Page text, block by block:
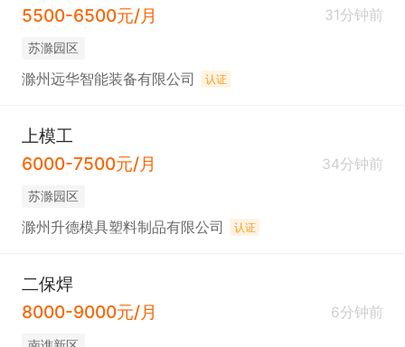
5500-6500元/月
31分钟前
苏滁园区
滁州远华智能装备有限公司 认证
上模工
6000-7500元/月
34分钟前
苏滁园区
滁州升德模具塑料制品有限公司 认证
二保焊
8000-9000元/月
6分钟前